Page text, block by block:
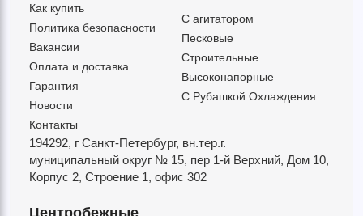
Как купить
Политика безопасности
Вакансии
Оплата и доставка
Гарантия
Новости
Контакты
C агитатором
Песковые
Строительные
Высоконапорные
С Рубашкой Охлаждения
194292, г Санкт-Петербург, вн.тер.г.
муниципальный округ № 15, пер 1-й Верхний, Дом 10,
Корпус 2, Строение 1, офис 302
Центробежные